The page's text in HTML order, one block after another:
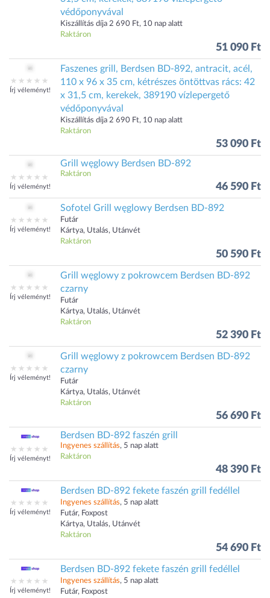
védőponyvával
Kiszállítás díja 2 690 Ft, 10 nap alatt
Raktáron
51 090 Ft
Írj véleményt!
Faszenes grill, Berdsen BD-892, antracit, acél,
110 x 96 x 35 cm, kétrészes öntöttvas rács: 42
x 31,5 cm, kerekek, 389190 vízlepergető
védőponyvával
Kiszállítás díja 2 690 Ft, 10 nap alatt
Raktáron
53 090 Ft
Írj véleményt!
Grill węglowy Berdsen BD-892
Raktáron
46 590 Ft
Írj véleményt!
Sofotel Grill węglowy Berdsen BD-892
Futár
Kártya, Utalás, Utánvét
Raktáron
50 590 Ft
Írj véleményt!
Grill węglowy z pokrowcem Berdsen BD-892
czarny
Futár
Kártya, Utalás, Utánvét
Raktáron
52 390 Ft
Írj véleményt!
Grill węglowy z pokrowcem Berdsen BD-892
czarny
Futár
Kártya, Utalás, Utánvét
Raktáron
56 690 Ft
Írj véleményt!
Berdsen BD-892 faszén grill
Ingyenes szállítás, 5 nap alatt
Raktáron
48 390 Ft
Írj véleményt!
Berdsen BD-892 fekete faszén grill fedéllel
Ingyenes szállítás, 5 nap alatt
Futár, Foxpost
Kártya, Utalás, Utánvét
Raktáron
54 690 Ft
Írj véleményt!
Berdsen BD-892 fekete faszén grill fedéllel
Ingyenes szállítás, 5 nap alatt
Futár, Foxpost